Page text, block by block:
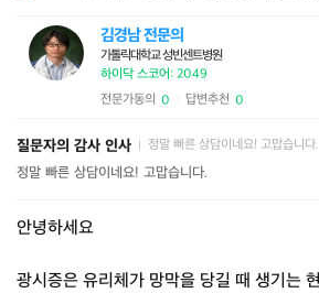
김경남 전문의
가톨릭대학교 성빈센트병원
하이닥 스코어: 2049
전문가동의 0 답변추천 0
질문자의 감사 인사 정말 빠른 상담이네요! 고맙습니다.
정말 빠른 상담이네요! 고맙습니다.
안녕하세요
광시증은 유리체가 망막을 당길 때 생기는